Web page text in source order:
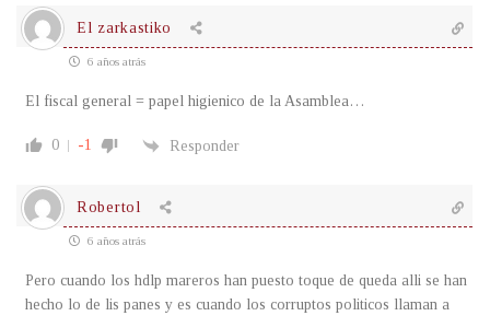
El zarkastiko
6 años atrás
El fiscal general = papel higienico de la Asamblea…
0 -1 Responder
Robertol
6 años atrás
Pero cuando los hdlp mareros han puesto toque de queda alli se han
hecho lo de lis panes y es cuando los corruptos politicos llaman a